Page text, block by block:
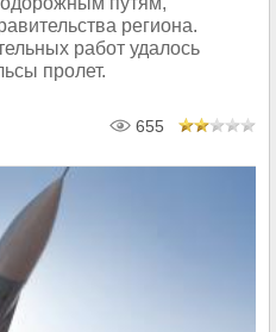
региона.
работ удалось
пролет.
655